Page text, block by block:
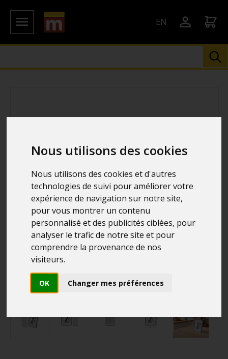
Nous utilisons des cookies
Nous utilisons des cookies et d'autres
technologies de suivi pour améliorer votre
expérience de navigation sur notre site,
pour vous montrer un contenu
personnalisé et des publicités ciblées, pour
analyser le trafic de notre site et pour
comprendre la provenance de nos
visiteurs.
OK Changer mes préférences
EN